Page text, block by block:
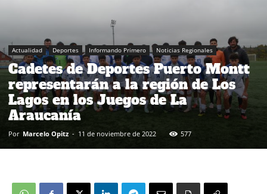
Actualidad Deportes Informando Primero Noticias Regionales
Cadetes de Deportes Puerto Montt
representarán a la región de Los
Lagos en los Juegos de La
Araucanía
Por Marcelo Opitz - 11 de noviembre de 2022 577